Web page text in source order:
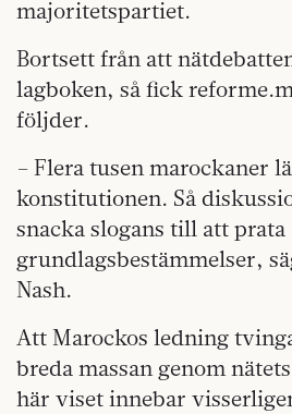
majoritetspartiet.
Bortsett från att
lagboken, så fick
följder.
– Flera tusen marockaner
konstitutionen. Så
snacka slogans till att prata
grundlagsbestämmelser,
Nash.
Att Marockos ledning
breda massan genom
här viset innebar